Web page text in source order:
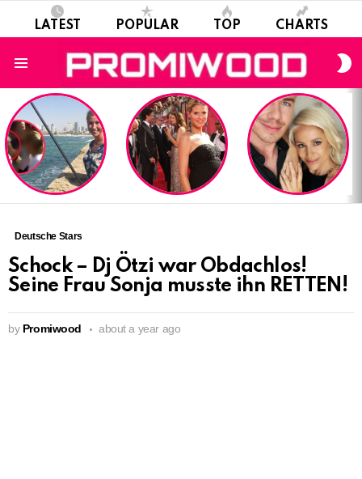
LATEST POPULAR TOP CHARTS
LATEST
STORIES
Deutsche Stars
Schock – Dj Ötzi war Obdachlos!
Seine Frau Sonja musste ihn RETTEN!
by Promiwood about a year ago